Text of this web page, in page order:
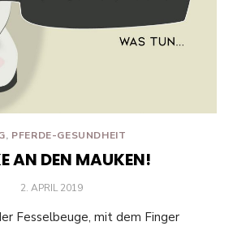
, PFERDE-GESUNDHEIT
AN DEN MAUKEN!
POSTED
2. APRIL 2019
Fesselbeuge, mit dem Finger